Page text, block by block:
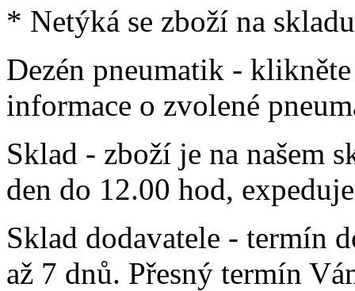
* Netýká se zboží na
Dezén pneumatik -
informace o zvolené
Sklad - zboží je na našem
den do 12.00 hod,
Sklad dodavatele - termín
až 7 dnů. Přesný termín